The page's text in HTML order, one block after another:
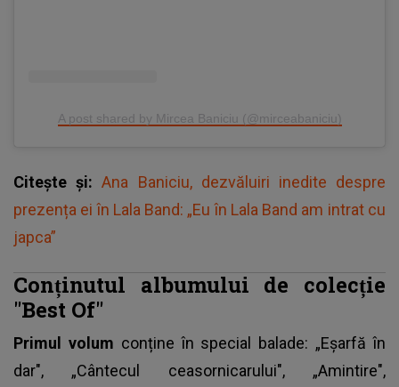
A post shared by Mircea Baniciu (@mirceabaniciu)
Citește și:Ana Baniciu, dezvăluiri inedite despre
prezența ei în Lala Band: „Eu în Lala Band am intrat cu
japca”
Conținutul albumului de colecție
"Best Of"
Primul volum conține în special balade: „Eșarfă în
dar", „Cântecul ceasornicarului", „Amintire",